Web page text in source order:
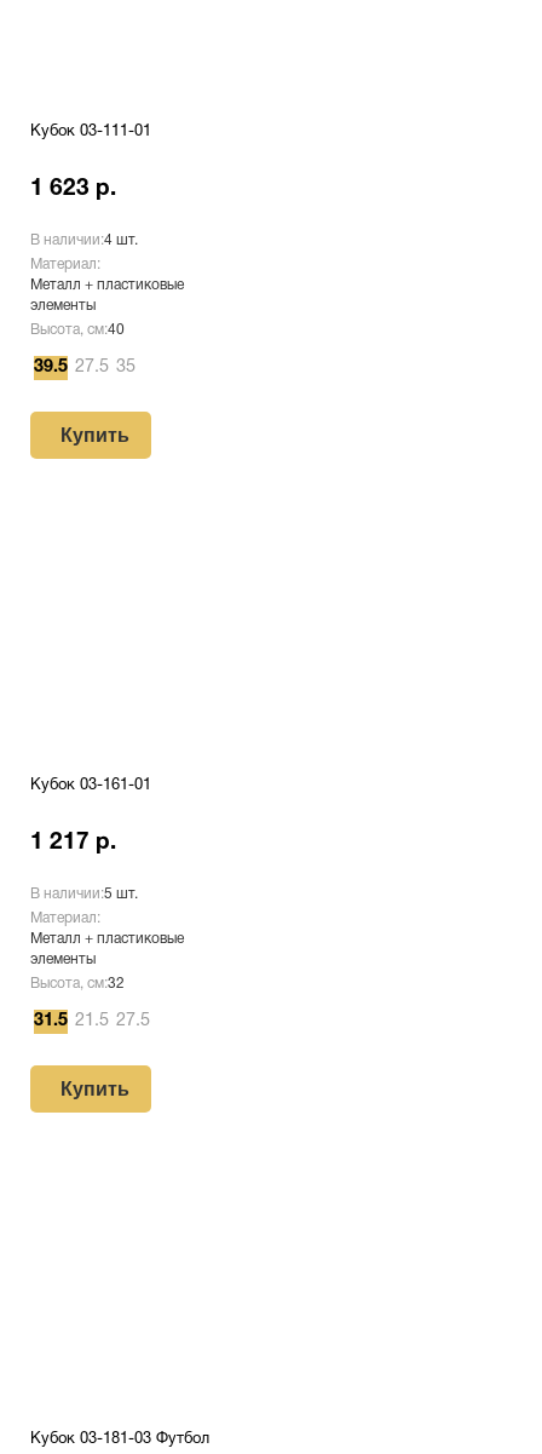
Кубок 03-111-01
1 623 р.
В наличии:4 шт.
Материал:
Металл + пластиковые
элементы
Высота, см:40
39.5 27.5 35
Купить
Кубок 03-161-01
1 217 р.
В наличии:5 шт.
Материал:
Металл + пластиковые
элементы
Высота, см:32
31.5 21.5 27.5
Купить
Кубок 03-181-03 Футбол